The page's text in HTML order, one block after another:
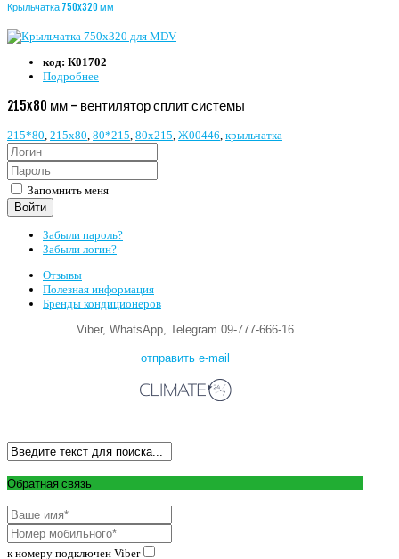
Крыльчатка 750x320 мм
код: К01702
Подробнее
215x80 мм - вентилятор сплит системы
215*80 215х80 80*215 80х215 Ж00446 крыльчатка
Запомнить меня
Войти
Забыли пароль?
Забыли логин?
Отзывы
Полезная информация
Бренды кондиционеров
Viber, WhatsApp, Telegram 09-777-666-16
отправить e-mail
Обратная связь
к номеру подключен Viber